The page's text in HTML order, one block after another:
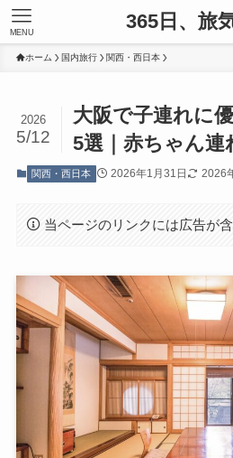
365日、旅
MENU
ホーム 国内旅行 関西・西日本
大阪で子連れに
5選｜赤ちゃん連
2026
5/12
関西・西日本 2026年1月31日 2026
当ページのリンクには広告が含